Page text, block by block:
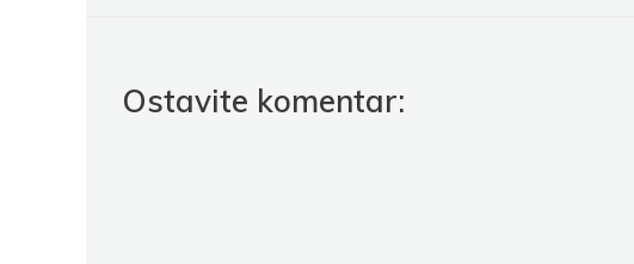
Ostavite komentar: